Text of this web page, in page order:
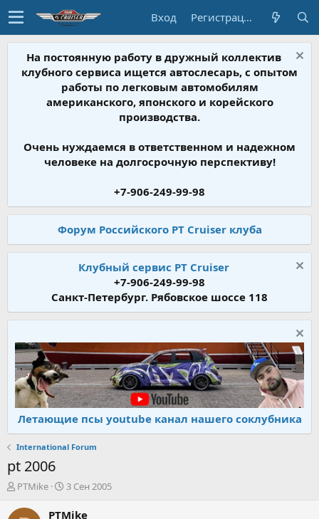
Вход Регистрация
На постоянную работу в дружный коллектив
клубного сервиса ищется автослесарь, с опытом
работы по легковым автомобилям
американского, японского и корейского
производства.
Очень нуждаемся в ответственном и надежном
человеке на долгосрочную перспективу!
+7-906-249-99-98
Форум Российского PT Cruiser клуба
Клубный сервис PT Cruiser
+7-906-249-99-98
Санкт-Петербург. Рябовское шоссе 118
Летающие псы youtube канал нашего соклубника
International Forum
pt 2006
А
т
PTMike
Д
т
3 Сен 2005
PTMike